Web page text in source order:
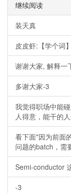
继续阅读
装天真
皮皮虾:【学个词】
谢谢大家, 解释一
多谢大家-3
我觉得职场中能
人得意，能干的
看下面"因为前面
问题的batch，需
Semi-conductor
-3